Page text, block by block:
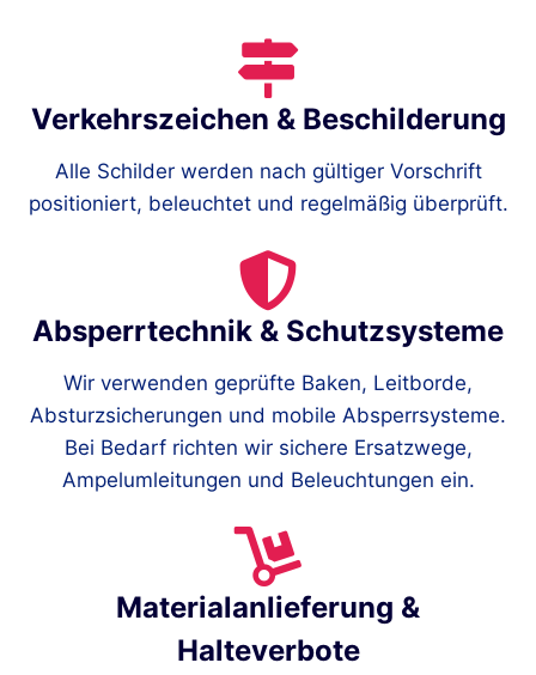
Verkehrszeichen & Beschilderung
Alle Schilder werden nach gültiger Vorschrift
positioniert, beleuchtet und regelmäßig überprüft.
Absperrtechnik & Schutzsysteme
Wir verwenden geprüfte Baken, Leitborde,
Absturzsicherungen und mobile Absperrsysteme.
Bei Bedarf richten wir sichere Ersatzwege,
Ampelumleitungen und Beleuchtungen ein.
Materialanlieferung &
Halteverbote